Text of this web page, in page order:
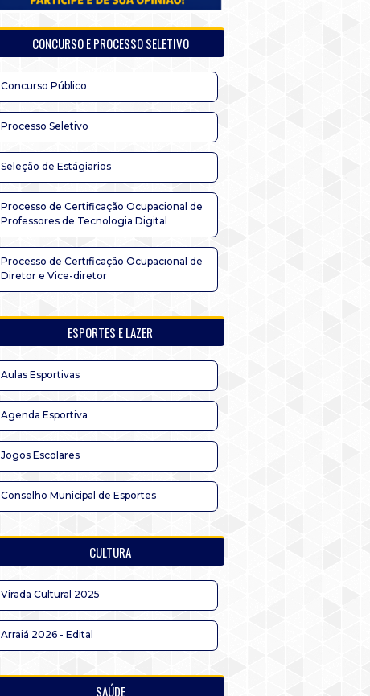
CONCURSO E PROCESSO SELETIVO
Concurso Público
Processo Seletivo
Seleção de Estágiarios
Processo de Certificação Ocupacional de
Professores de Tecnologia Digital
Processo de Certificação Ocupacional de
Diretor e Vice-diretor
ESPORTES E LAZER
Aulas Esportivas
Agenda Esportiva
Jogos Escolares
Conselho Municipal de Esportes
CULTURA
Virada Cultural 2025
Arraiá 2026 - Edital
SAÚDE